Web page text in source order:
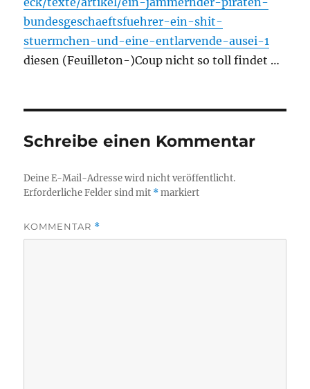
bundesgeschaeftsfuehrer-ein-shit-
stuermchen-und-eine-entlarvende-ausei-1
diesen (Feuilleton-)Coup nicht so toll findet …
Schreibe einen Kommentar
Deine E-Mail-Adresse wird nicht veröffentlicht.
Erforderliche Felder sind mit *markiert
KOMMENTAR *